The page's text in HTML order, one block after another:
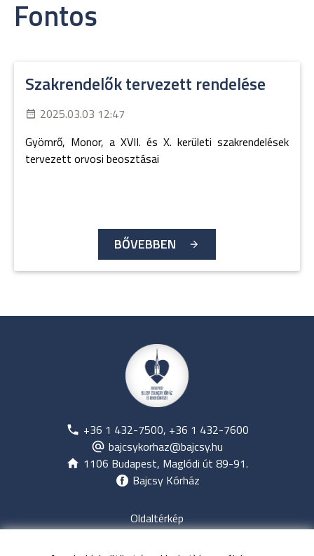
Fontos
Szakrendelők tervezett rendelése
2025.03.03 12:47
Gyömrő, Monor, a XVII. és X. kerületi szakrendelések
tervezett orvosi beosztásai
BŐVEBBEN
+36 1 432-7500, +36 1 432-7600
bajcsykorhaz@bajcsy.hu
1106 Budapest, Maglódi út 89-91.
Bajcsy Kórház
Oldaltérkép
Jogi nyilatkozat
Adatvédelem